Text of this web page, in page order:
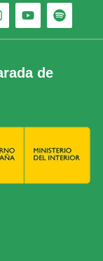
de